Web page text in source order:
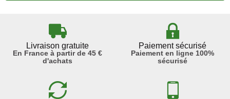
Livraison gratuite
En France à partir de 45 €
d'achats
Paiement sécurisé
Paiement en ligne 100%
sécurisé